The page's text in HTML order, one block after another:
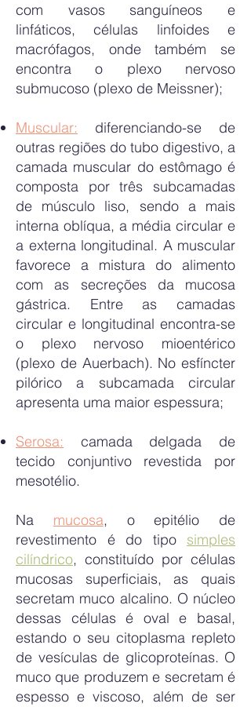
com vasos sanguíneos e
linfáticos, células linfoides e
macrófagos, onde também se
encontra o plexo nervoso
submucoso (plexo de Meissner);
Muscular: diferenciando-se de
outras regiões do tubo digestivo, a
camada muscular do estômago é
composta por três subcamadas
de músculo liso, sendo a mais
interna oblíqua, a média circular e
a externa longitudinal. A muscular
favorece a mistura do alimento
com as secreções da mucosa
gástrica. Entre as camadas
circular e longitudinal encontra-se
o plexo nervoso mioentérico
(plexo de Auerbach). No esfíncter
pilórico a subcamada circular
apresenta uma maior espessura;
Serosa: camada delgada de
tecido conjuntivo revestida por
mesotélio.
Na mucosa, o epitélio de
revestimento é do tipo simples
cilíndrico, constituído por células
mucosas superficiais, as quais
secretam muco alcalino. O núcleo
dessas células é oval e basal,
estando o seu citoplasma repleto
de vesículas de glicoproteínas. O
muco que produzem e secretam é
espesso e viscoso, além de ser